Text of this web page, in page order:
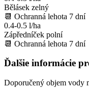
Bělásek zelný
📆 Ochranná lehota 7 dní
0.4-0.5 l/ha
Zápředníček polní
📆 Ochranná lehota 7 dní
Ďalšie informácie
Doporučený objem vody